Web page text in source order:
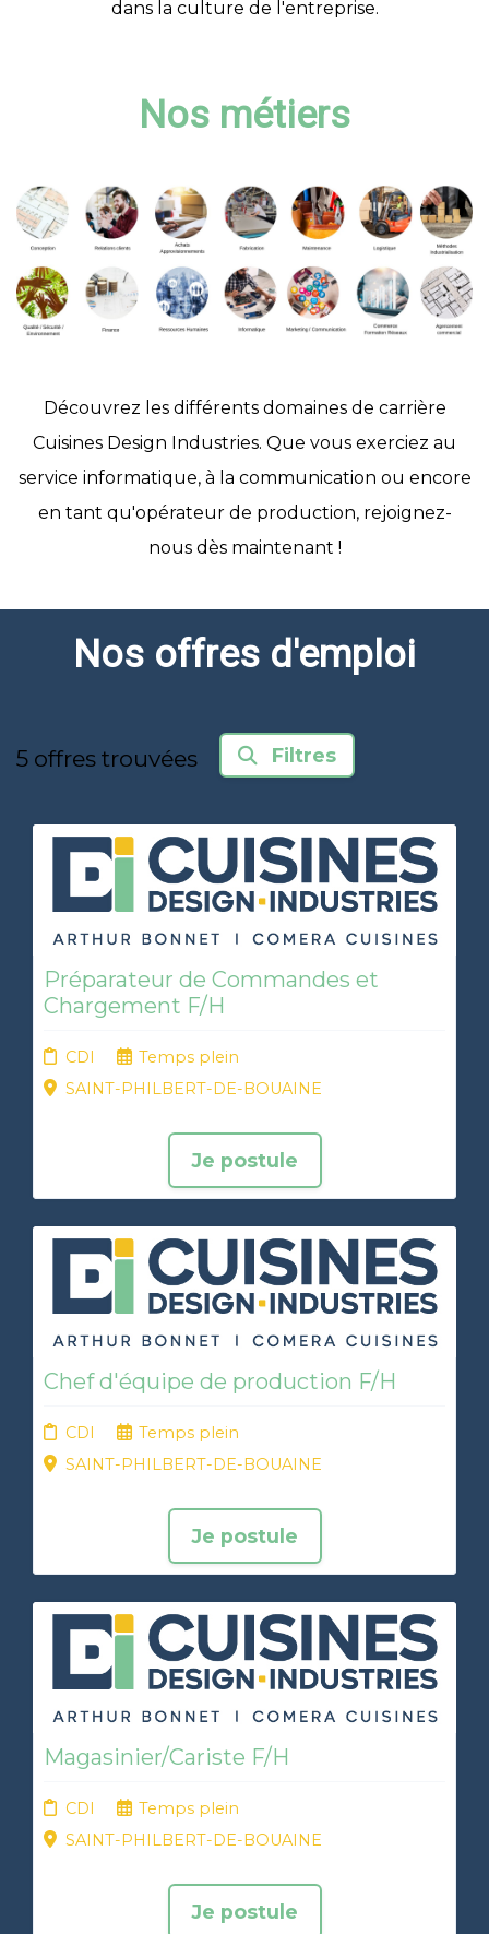
dans la culture de l'entreprise.
Nos métiers
Découvrez les différents domaines de carrière
Cuisines Design Industries. Que vous exerciez au
service informatique, à la communication ou encore
en tant qu'opérateur de production, rejoignez-
nous dès maintenant !
Nos offres d'emploi
5 offres trouvées Filtres
Préparateur de Commandes et
Chargement F/H
CDI
Temps plein
SAINT-PHILBERT-DE-BOUAINE
Je postule
Chef d'équipe de production F/H
CDI
Temps plein
SAINT-PHILBERT-DE-BOUAINE
Je postule
Magasinier/Cariste F/H
CDI
Temps plein
SAINT-PHILBERT-DE-BOUAINE
Je postule